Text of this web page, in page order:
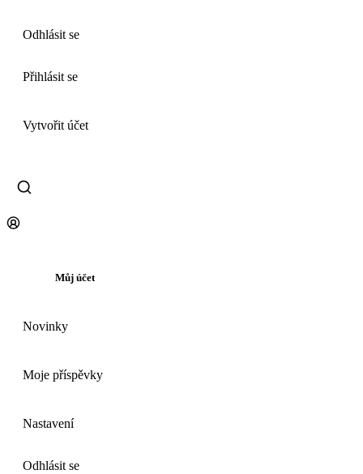
Odhlásit se
Přihlásit se
Vytvořit účet
Můj účet
Novinky
Moje příspěvky
Nastavení
Odhlásit se